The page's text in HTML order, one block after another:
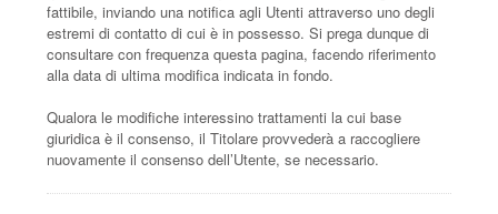
fattibile, inviando una notifica agli Utenti attraverso uno degli
estremi di contatto di cui è in possesso. Si prega dunque di
consultare con frequenza questa pagina, facendo riferimento
alla data di ultima modifica indicata in fondo.
Qualora le modifiche interessino trattamenti la cui base
giuridica è il consenso, il Titolare provvederà a raccogliere
nuovamente il consenso dell’Utente, se necessario.